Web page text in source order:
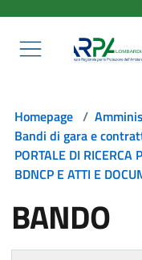
Homepage /
Bandi di gara e
PORTALE DI RICERCA
BDNCP E ATTI E
BANDO